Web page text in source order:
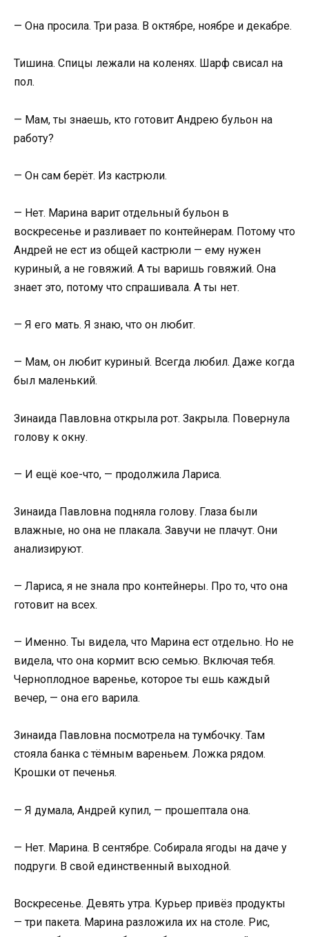
— Она просила. Три раза. В октябре, ноябре и декабре.
Тишина. Спицы лежали на коленях. Шарф свисал на
пол.
— Мам, ты знаешь, кто готовит Андрею бульон на
работу?
— Он сам берёт. Из кастрюли.
— Нет. Марина варит отдельный бульон в
воскресенье и разливает по контейнерам. Потому что
Андрей не ест из общей кастрюли — ему нужен
куриный, а не говяжий. А ты варишь говяжий. Она
знает это, потому что спрашивала. А ты нет.
— Я его мать. Я знаю, что он любит.
— Мам, он любит куриный. Всегда любил. Даже когда
был маленький.
Зинаида Павловна открыла рот. Закрыла. Повернула
голову к окну.
— И ещё кое-что, — продолжила Лариса.
Зинаида Павловна подняла голову. Глаза были
влажные, но она не плакала. Завучи не плачут. Они
анализируют.
— Лариса, я не знала про контейнеры. Про то, что она
готовит на всех.
— Именно. Ты видела, что Марина ест отдельно. Но не
видела, что она кормит всю семью. Включая тебя.
Черноплодное варенье, которое ты ешь каждый
вечер, — она его варила.
Зинаида Павловна посмотрела на тумбочку. Там
стояла банка с тёмным вареньем. Ложка рядом.
Крошки от печенья.
— Я думала, Андрей купил, — прошептала она.
— Нет. Марина. В сентябре. Собирала ягоды на даче у
подруги. В свой единственный выходной.
Воскресенье. Девять утра. Курьер привёз продукты
— три пакета. Марина разложила их на столе. Рис,